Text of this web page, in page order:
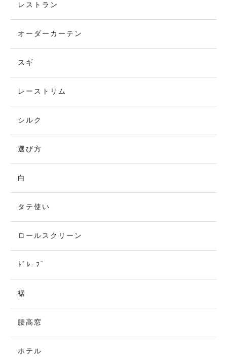
レストラン
オーダーカーテン
スギ
レーストリム
シルク
選び方
白
タテ使い
ロールスクリーン
ﾄﾞﾚｰﾌﾟ
裾
腰高窓
ホテル